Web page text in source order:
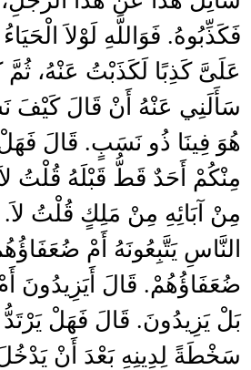
فَكَذِّبُوهُ‏.‏ فَوَاللَّهِ لَوْلاَ
عَلَىَّ كَذِبًا لَكَذَبْتُ عَنْهُ، ثُمَّ
سَأَلَنِي عَنْهُ أَنْ قَالَ كَيْفَ
هُوَ فِينَا ذُو نَسَبٍ‏.‏ قَالَ
مِنْكُمْ أَحَدٌ قَطُّ قَبْلَهُ قُلْتُ
مِنْ آبَائِهِ مِنْ مَلِكٍ قُلْتُ
النَّاسِ يَتَّبِعُونَهُ أَمْ
ضُعَفَاؤُهُمْ‏.‏ قَالَ أَيَزِيدُونَ
بَلْ يَزِيدُونَ‏.‏ قَالَ فَهَلْ
سَخْطَةً لِدِينِهِ بَعْدَ أَنْ